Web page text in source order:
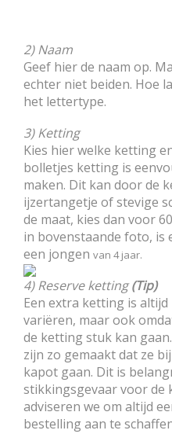
2) Naam
Geef hier de naam op.
echter niet beiden. Hoe
het lettertype.
3) Ketting
Kies hier welke ketting
bolletjes ketting is
maken. Dit kan door de
ijzertangetje of stevige
de maat, kies dan voor
in bovenstaande foto, is
een jongen van 4 jaar.
4) Reserve ketting(Tip)
Een extra ketting is
variëren, maar ook
de ketting stuk kan
zijn zo gemaakt dat ze
kapot gaan. Dit is
stikkingsgevaar voor de
adviseren we om altijd
bestelling aan te